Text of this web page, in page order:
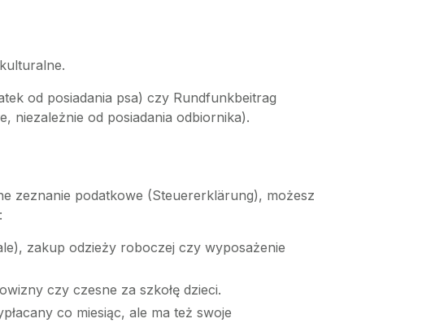
od posiadania psa) czy Rundfunkbeitrag
niezależnie od posiadania odbiornika).
zeznanie podatkowe (Steuererklärung), możesz
zakup odzieży roboczej czy wyposażenie
czy czesne za szkołę dzieci.
co miesiąc, ale ma też swoje